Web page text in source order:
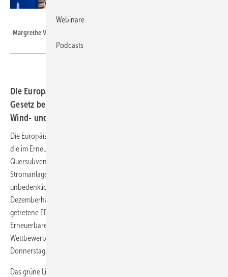
Margrethe Vestager
Die Europäische Union hat dem Erneuerbare-Energien-
Gesetz beihilferechtlich zugestimmt. Der Bau blockierter
Wind- und Photovoltaikparks kann beginnen.
Die Europäische Union (EU) hatte vor allem die Tatsache überprüft, ob
die im Erneuerbare-Energien-Gesetz (EEG ) vorgesehene
Quersubventionierung der Vergütung von Erneuerbare-Energien-
Stromanlagen durch Steuermittel für sie beihilferechtlich
unbedenklich ist. Die Neuregelung durch die erst in der zweiten
Dezemberhälfte verabschiedete und zu Jahresbeginn in Kraft
getretene EEG-Novelle werde zum Erreichen der deutschen
Erneuerbare-Energien-Ausbauziele beitragen, ohne dass dies den
Wettbewerb zu sehr verzerre, urteilte die EU-Kommission am
Donnerstag.
Das grüne Licht der obersten EU-Behörde gilt auch für die
Webinare
Podcasts